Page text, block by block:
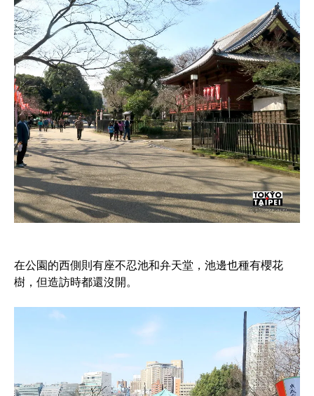
在公園的西側則有座不忍池和弁天堂，池邊也種有櫻花
樹，但造訪時都還沒開。